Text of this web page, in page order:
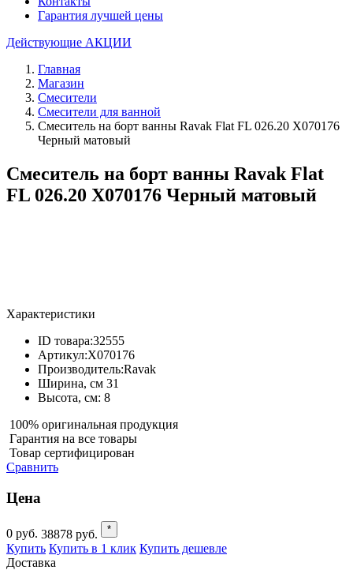
Гарантия лучшей цены
Действующие АКЦИИ
Главная
Магазин
Смесители
Смесители для ванной
Смеситель на борт ванны Ravak Flat FL 026.20 X070176
Черный матовый
Смеситель на борт ванны Ravak Flat
FL 026.20 X070176 Черный матовый
Характеристики
ID товара:32555
Артикул:X070176
Производитель:Ravak
Ширина, см 31
Высота, см: 8
100% оригинальная продукция
Гарантия на все товары
Товар сертифицирован
Сравнить
Цена
0 руб. 38878 руб. *
Купить Купить в 1 клик Купить дешевле
Доставка